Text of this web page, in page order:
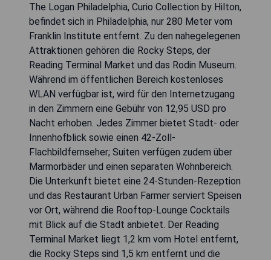
The Logan Philadelphia, Curio Collection by Hilton,
befindet sich in Philadelphia, nur 280 Meter vom
Franklin Institute entfernt. Zu den nahegelegenen
Attraktionen gehören die Rocky Steps, der
Reading Terminal Market und das Rodin Museum.
Während im öffentlichen Bereich kostenloses
WLAN verfügbar ist, wird für den Internetzugang
in den Zimmern eine Gebühr von 12,95 USD pro
Nacht erhoben. Jedes Zimmer bietet Stadt- oder
Innenhofblick sowie einen 42-Zoll-
Flachbildfernseher; Suiten verfügen zudem über
Marmorbäder und einen separaten Wohnbereich.
Die Unterkunft bietet eine 24-Stunden-Rezeption
und das Restaurant Urban Farmer serviert Speisen
vor Ort, während die Rooftop-Lounge Cocktails
mit Blick auf die Stadt anbietet. Der Reading
Terminal Market liegt 1,2 km vom Hotel entfernt,
die Rocky Steps sind 1,5 km entfernt und die